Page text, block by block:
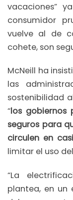
vacaciones”
consumidor
vuelve al de
cohete, son
McNeill ha
las
sostenibilidad
“los gobiernos
seguros para
circulen en
limitar el uso
“La
plantea, en un